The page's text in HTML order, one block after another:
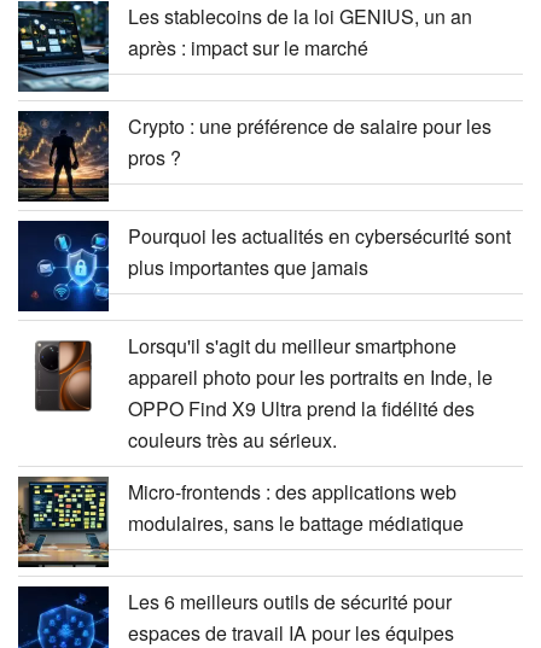
Les stablecoins de la loi GENIUS, un an
après : impact sur le marché
Crypto : une préférence de salaire pour les
pros ?
Pourquoi les actualités en cybersécurité sont
plus importantes que jamais
Lorsqu'il s'agit du meilleur smartphone
appareil photo pour les portraits en Inde, le
OPPO Find X9 Ultra prend la fidélité des
couleurs très au sérieux.
Micro-frontends : des applications web
modulaires, sans le battage médiatique
Les 6 meilleurs outils de sécurité pour
espaces de travail IA pour les équipes